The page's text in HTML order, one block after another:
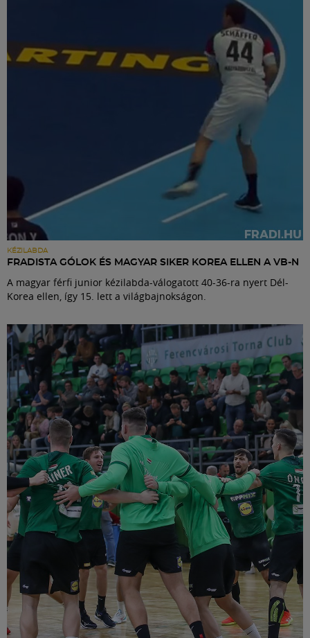
KÉZILABDA
FRADISTA GÓLOK ÉS MAGYAR SIKER KOREA ELLEN A VB-N
A magyar férfi junior kézilabda-válogatott 40-36-ra nyert Dél-
Korea ellen, így 15. lett a világbajnokságon.